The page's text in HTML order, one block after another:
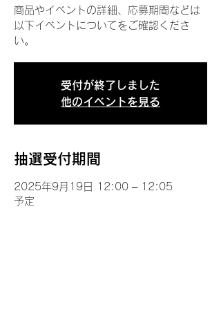
商品やイベントの詳細、応募期間などは
以下イベントについてをご確認くださ
い。
受付が終了しました
他のイベントを見る
抽選受付期間
2025年9月19日 12:00 – 12:05
予定